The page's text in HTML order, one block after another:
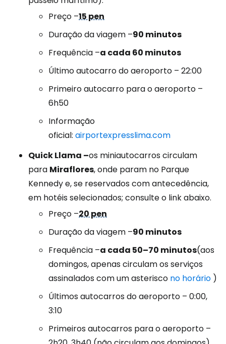
Preço –15 pen
Duração da viagem –90 minutos
Frequência –a cada 60 minutos
Último autocarro do aeroporto – 22:00
Primeiro autocarro para o aeroporto –
6h50
Informação
oficial: airportexpresslima.com
Quick Llama –os miniautocarros circulam
para Miraflores, onde param no Parque
Kennedy e, se reservados com antecedência,
em hotéis selecionados; consulte o link abaixo.
Preço –20 pen
Duração da viagem –90 minutos
Frequência –a cada 50–70 minutos(aos
domingos, apenas circulam os serviços
assinalados com um asterisco no horário )
Últimos autocarros do aeroporto – 0:00,
3:10
Primeiros autocarros para o aeroporto –